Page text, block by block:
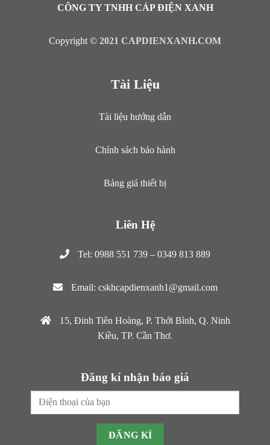
CÔNG TY TNHH CÁP ĐIỆN XANH
Copyright © 2021 CAPDIENXANH.COM
Tài Liệu
Tài liệu hướng dẫn
Chính sách bảo hành
Bảng giá thiết bị
Liên Hệ
Tel: 0988 551 739 – 0349 813 889
Email: cskhcapdienxanh1@gmail.com
15, Đinh Tiên Hoàng, P. Thới Bình, Q. Ninh
Kiều, TP. Cần Thơ.
Đăng kí nhận báo giá